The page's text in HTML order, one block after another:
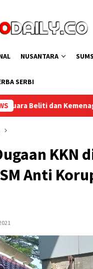
NUSANTARA
SERBI
Perkuat
KKN
Anti